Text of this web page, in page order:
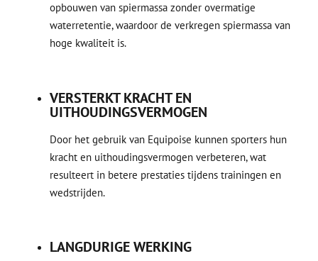
opbouwen van spiermassa zonder overmatige
waterretentie, waardoor de verkregen spiermassa van
hoge kwaliteit is.
VERSTERKT KRACHT EN
UITHOUDINGSVERMOGEN
Door het gebruik van Equipoise kunnen sporters hun
kracht en uithoudingsvermogen verbeteren, wat
resulteert in betere prestaties tijdens trainingen en
wedstrijden.
LANGDURIGE WERKING